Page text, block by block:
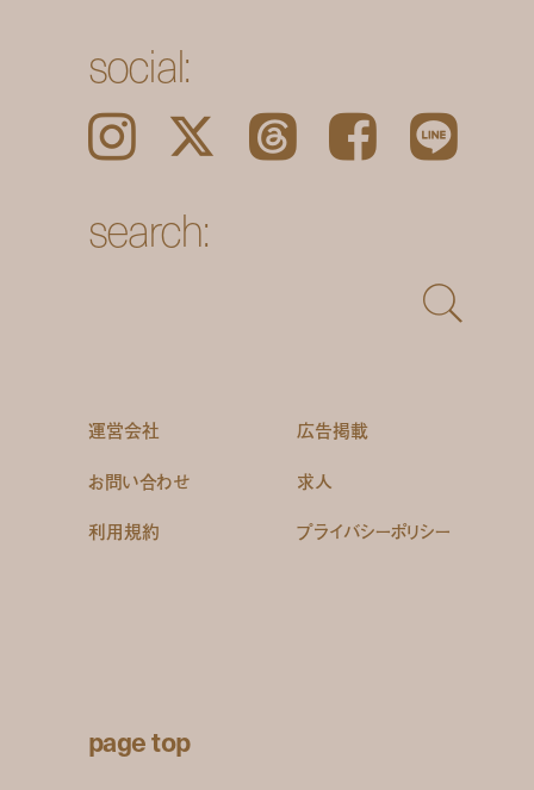
social:
Instagram 𝕏 Threads Facebook LINE
search:
運営会社
広告掲載
お問い合わせ
求人
利用規約
プライバシーポリシー
page top